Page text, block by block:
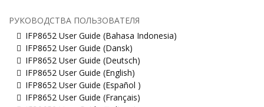
РУКОВОДСТВА ПОЛЬЗОВАТЕЛЯ
IFP8652 User Guide (Bahasa Indonesia)
IFP8652 User Guide (Dansk)
IFP8652 User Guide (Deutsch)
IFP8652 User Guide (English)
IFP8652 User Guide (Español )
IFP8652 User Guide (Français)